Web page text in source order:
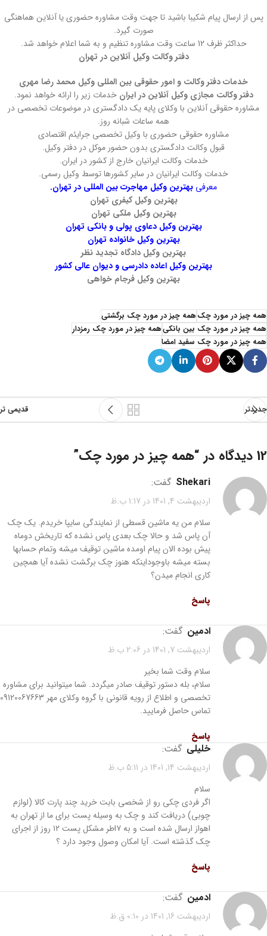
پس از ارسال پیام شکیبا باشید تا جهت وقت مشاوره حضوری یا آنلاین هماهنگی
صورت گیرد.
حداکثر ظرف 12 ساعت وقت مشاوره تنظیم و به شما اعلام خواهد شد.
دفتر وکالت وکیل آنلاین در تهران
خدمات دفتر وکالت و امور حقوقی بین المللی وکیل محمد رضا مهری
دفتر وکالت مجازی وکیل آنلاین در ایران خدمات زیر را ارائه خواهد نمود.
مشاوره حقوقی آنلاین با وکلای پایه یک دادگستری در موضوعات تخصصی در
همه ساعات شبانه روز.
مشاوره حقوقی حضوری با وکیل تخصصی جرایئم اقتصادی
قبول وکالت دادگستری بدون حضور موکل در دفتر وکیل.
خدمات وکالت ایرانیان خارج از کشور در ایران.
خدمات وکالت ایرانیان در سایر کشورها توسط وکیل رسمی.
معرفی بهترین وکیل مهاجرت بین المللی در تهران.
بهترین وکیل کیفری تهران
بهترین وکیل ملکی تهران
بهترین وکیل دعاوی پولی و بانکی تهران
بهترین وکیل خانواده تهران
بهترین وکیل دادگاه تجدید نظر
بهترین وکیل اعاده دادرسی و دیوان عالی کشور
بهترین وکیل فرجام خواهی
همه چیز در مورد چکهمه چیز در مورد چک برگشتی
همه چیز در مورد چک بین بانکیهمه چیز در مورد چک رمزدار
همه چیز در مورد چک سفید امضا
جدیدتر قدیمی تر
12 دیدگاه در “ همه چیز در مورد چک”
shekari گفت:
اردیبهشت 4, 1401 در 1:17 ب.ظ
سلام من یه ماشین قسطی از نمایندگی سایپا خریدم. یک چک
آن پاس شد و حالا چک بعدی پاس نشده که تاریخش دوماه
پیش بوده الان پیام اومده ماشین توقیف میشه وتمام حسابها
بسته میشه باوجوداینکه هنوز چک برگشت نشده آیا همچین
کاری انجام میدن؟
پاسخ
ادمین گفت:
اردیبهشت 7, 1401 در 2:06 ب.ظ
سلام وقت شما بخیر
سلام، بله دستور توقیف صادر میگردد. شما میتوانید برای مشاوره
تخصصی و اطلاع از رویه قانونی با گروه وکلای مهر 09120067663
تماس حاصل فرمایید.
پاسخ
خلیلی گفت:
اردیبهشت 14, 1401 در 5:11 ب.ظ
سلام
اگر فردی چکی رو از شخصی بابت خرید چند پارت کالا (لوازم
چوبی) دریافت کند و چک به وسیله پست برای ما از تهران به
اهواز ارسال شده است و به ۷اطر مشکل پست ۱۲ روز از اجرای
چک گذشته است. آیا امکان وصول وجود دارد ؟
پاسخ
ادمین گفت:
اردیبهشت 16, 1401 در 0:10 ق.ظ